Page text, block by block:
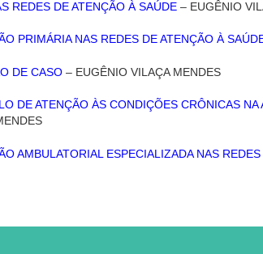
REDES DE ATENÇÃO À SAÚDE – EUGÊNIO
PRIMÁRIA NAS REDES DE ATENÇÃO À
DE CASO – EUGÊNIO VILAÇA MENDES
DE ATENÇÃO ÀS CONDIÇÕES CRÔNICAS NA
AMBULATORIAL ESPECIALIZADA NAS